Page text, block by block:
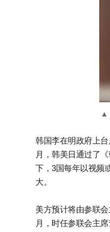
▲
韩国李在明政府上
月，韩美日通过了
下，3国每年以视频
大。
美方预计将由参联
月，时任参联会主